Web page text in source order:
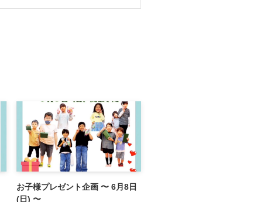
お子様プレゼント企画 〜 6月8日
(日) 〜